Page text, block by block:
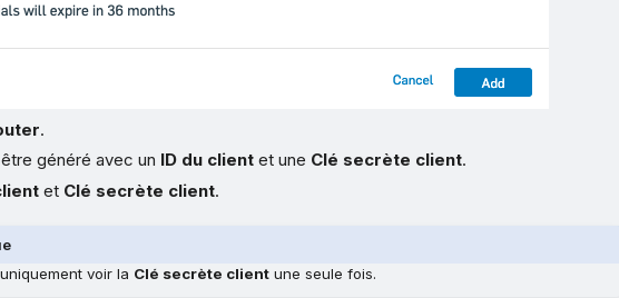
.
généré avec un ID du client et une Clé secrète client.
et Clé secrète client.
voir la Clé secrète client une seule fois.